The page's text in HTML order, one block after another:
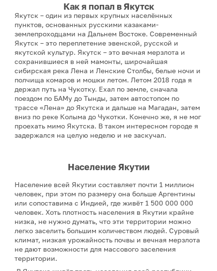
Как я попал в Якутск
Якутск – один из первых крупных населённых
пунктов, основанных русскими казаками-
землепроходцами на Дальнем Востоке. Современный
Якутск – это переплетение эвенской, русской и
якутской культур. Якутск – это вечная мерзлота и
сохранившиеся в ней мамонты, широчайшая
сибирская река Лена и Ленские Столбы, белые ночи и
полчища комаров и мошки летом. Летом 2018 года я
держал путь на Чукотку. Ехал по земле, сначала
поездом по БАМу до Тынды, затем автостопом по
трассе «Лена» до Якутска и дальше на Магадан, затем
вниз по реке Колыма до Чукотки. Конечно же, я не мог
проехать мимо Якутска. В таком интересном городе я
задержался на целую неделю и не заскучал.
Население Якутии
Население всей Якутии составляет почти 1 миллион
человек, при этом по размеру она больше Аргентины
или сопоставима с Индией, где живёт 1 500 000 000
человек. Хоть плотность населения в Якутии крайне
низка, не нужно думать, что эти территории можно
легко заселить большим количеством людей. Суровый
климат, низкая урожайность почвы и вечная мерзлота
не дают возможности для массового заселения
территории.